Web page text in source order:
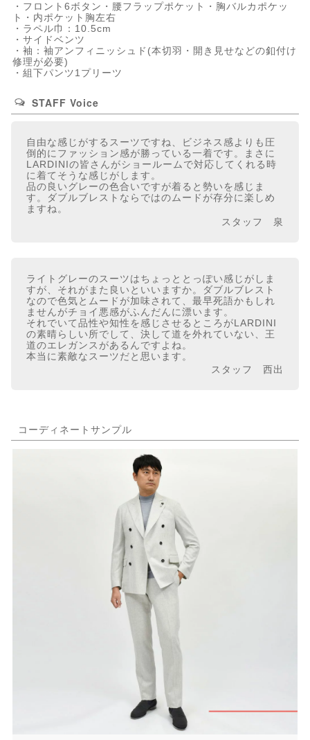
・フロント6ボタン・腰フラップポケット・胸バルカポケッ
ト・内ポケット胸左右
・ラペル巾：10.5cm
・サイドベンツ
・袖：袖アンフィニッシュド(本切羽・開き見せなどの釦付け
修理が必要)
・組下パンツ1プリーツ
STAFF Voice
自由な感じがするスーツですね、ビジネス感よりも圧
倒的にファッション感が勝っている一着です。まさに
LARDINIの皆さんがショールームで対応してくれる時
に着てそうな感じがします。
品の良いグレーの色合いですが着ると勢いを感じま
す。ダブルブレストならではのムードが存分に楽しめ
ますね。
スタッフ 泉
ライトグレーのスーツはちょっととっぽい感じがしま
すが、それがまた良いといいますか。ダブルブレスト
なので色気とムードが加味されて、最早死語かもしれ
ませんがチョイ悪感がふんだんに漂います。
それでいて品性や知性を感じさせるところがLARDINI
の素晴らしい所でして、決して道を外れていない、王
道のエレガンスがあるんですよね。
本当に素敵なスーツだと思います。
スタッフ 西出
コーディネートサンプル